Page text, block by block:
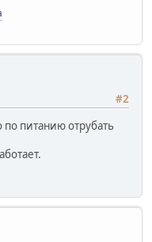
#2
по питанию отрубать